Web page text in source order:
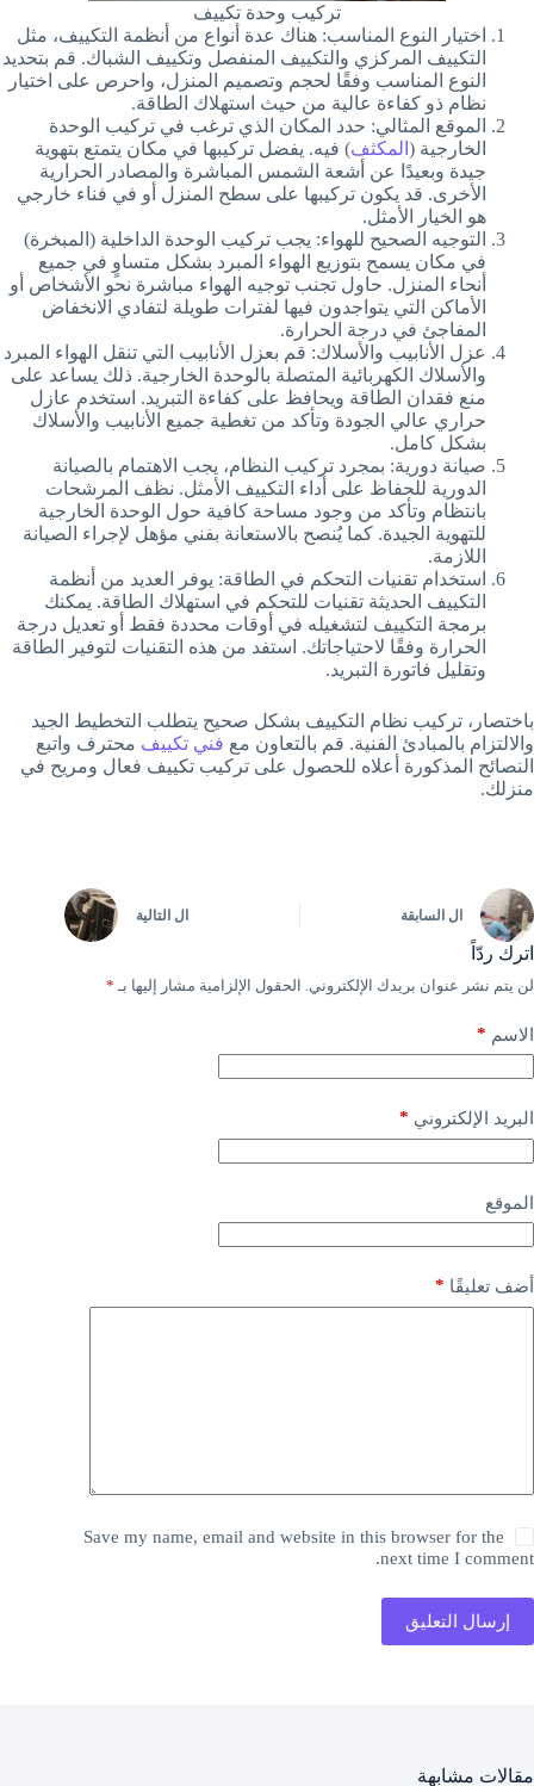
تركيب وحدة تكييف
اختيار النوع المناسب: هناك عدة أنواع من أنظمة التكييف، مثل
التكييف المركزي والتكييف المنفصل وتكييف الشباك. قم بتحديد
النوع المناسب وفقًا لحجم وتصميم المنزل، واحرص على اختيار
نظام ذو كفاءة عالية من حيث استهلاك الطاقة.
الموقع المثالي: حدد المكان الذي ترغب في تركيب الوحدة
الخارجية ( المكثف) فيه. يفضل تركيبها في مكان يتمتع بتهوية
جيدة وبعيدًا عن أشعة الشمس المباشرة والمصادر الحرارية
الأخرى. قد يكون تركيبها على سطح المنزل أو في فناء خارجي
هو الخيار الأمثل.
التوجيه الصحيح للهواء: يجب تركيب الوحدة الداخلية (المبخرة)
في مكان يسمح بتوزيع الهواء المبرد بشكل متساوٍ في جميع
أنحاء المنزل. حاول تجنب توجيه الهواء مباشرة نحو الأشخاص أو
الأماكن التي يتواجدون فيها لفترات طويلة لتفادي الانخفاض
المفاجئ في درجة الحرارة.
عزل الأنابيب والأسلاك: قم بعزل الأنابيب التي تنقل الهواء المبرد
والأسلاك الكهربائية المتصلة بالوحدة الخارجية. ذلك يساعد على
منع فقدان الطاقة ويحافظ على كفاءة التبريد. استخدم عازل
حراري عالي الجودة وتأكد من تغطية جميع الأنابيب والأسلاك
بشكل كامل.
صيانة دورية: بمجرد تركيب النظام، يجب الاهتمام بالصيانة
الدورية للحفاظ على أداء التكييف الأمثل. نظف المرشحات
بانتظام وتأكد من وجود مساحة كافية حول الوحدة الخارجية
للتهوية الجيدة. كما يُنصح بالاستعانة بفني مؤهل لإجراء الصيانة
اللازمة.
استخدام تقنيات التحكم في الطاقة: يوفر العديد من أنظمة
التكييف الحديثة تقنيات للتحكم في استهلاك الطاقة. يمكنك
برمجة التكييف لتشغيله في أوقات محددة فقط أو تعديل درجة
الحرارة وفقًا لاحتياجاتك. استفد من هذه التقنيات لتوفير الطاقة
وتقليل فاتورة التبريد.
باختصار، تركيب نظام التكييف بشكل صحيح يتطلب التخطيط الجيد
والالتزام بالمبادئ الفنية. قم بالتعاون مع فني تكييف محترف واتبع
النصائح المذكورة أعلاه للحصول على تركيب تكييف فعال ومريح في
منزلك.
ال السابقة ال التالية
اترك ردّاً
لن يتم نشر عنوان بريدك الإلكتروني. الحقول الإلزامية مشار إليها بـ *
الاسم *
البريد الإلكتروني *
الموقع
أضف تعليقًا *
Save my name, email and website in this browser for the
next time I comment.
إرسال التعليق
مقالات مشابهة